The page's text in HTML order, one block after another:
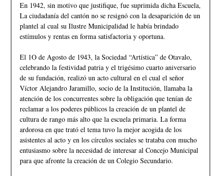
En 1942, sin motivo que justifique, fue suprimida dicha Escuela,
La ciudadanía del cantón no se resignó con la desaparición de un
plantel al cual su Ilustre Municipalidad le había brindado
estímulos y rentas en forma satisfactoria y oportuna.
El 1O de Agosto de 1943, la Sociedad “Artística” de Otavalo,
celebrando la festividad patria y el trigésimo cuarto aniversario
de su fundación, realizó un acto cultural en el cual el señor
Víctor Alejandro Jaramillo, socio de la Institución, llamaba la
atención de los concurrentes sobre la obligación que tenían de
reclamar a los poderes públicos la creación de un plantel de
cultura de rango más alto que la escuela primaria. La forma
ardorosa en que trató el tema tuvo la mejor acogida de los
asistentes al acto y en los círculos sociales se trataba con mucho
entusiasmo sobre la necesidad de interesar al Concejo Municipal
para que afronte la creación de un Colegio Secundario.